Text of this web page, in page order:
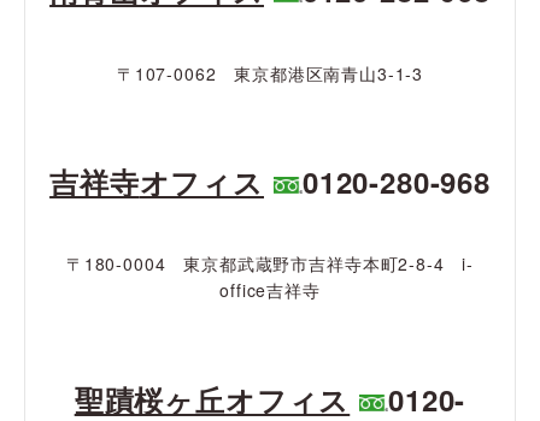
〒107-0062 東京都港区南青山3-1-3
吉祥寺オフィス 0120-280-968
〒180-0004 東京都武蔵野市吉祥寺本町2-8-4 i-
office吉祥寺
聖蹟桜ヶ丘オフィス
0120-